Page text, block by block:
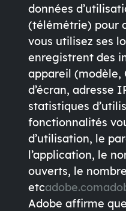
données
(télémétrie) pour
vous utilisez ses
enregistrent des
appareil (modèle,
d’écran, adresse
statistiques
fonctionnalités
d’utilisation, le
l’application, le
ouverts, le
etcadobe.com
Adobe affirme